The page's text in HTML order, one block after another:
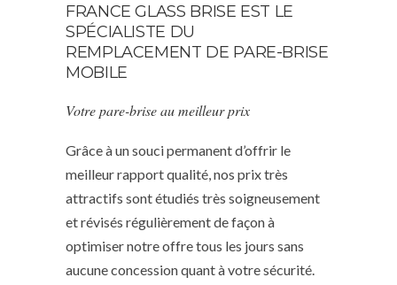
FRANCE GLASS BRISE EST LE
SPÉCIALISTE DU
REMPLACEMENT DE PARE-BRISE
MOBILE
Votre pare-brise au meilleur prix
Grâce à un souci permanent d’offrir le
meilleur rapport qualité, nos prix très
attractifs sont étudiés très soigneusement
et révisés régulièrement de façon à
optimiser notre offre tous les jours sans
aucune concession quant à votre sécurité.